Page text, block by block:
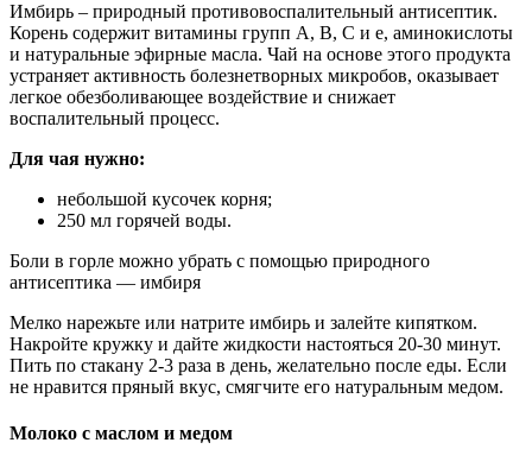
Имбирь – природный противовоспалительный антисептик.
Корень содержит витамины групп А, В, С и е, аминокислоты
и натуральные эфирные масла. Чай на основе этого продукта
устраняет активность болезнетворных микробов, оказывает
легкое обезболивающее воздействие и снижает
воспалительный процесс.
Для чая нужно:
небольшой кусочек корня;
250 мл горячей воды.
Боли в горле можно убрать с помощью природного
антисептика — имбиря
Мелко нарежьте или натрите имбирь и залейте кипятком.
Накройте кружку и дайте жидкости настояться 20-30 минут.
Пить по стакану 2-3 раза в день, желательно после еды. Если
не нравится пряный вкус, смягчите его натуральным медом.
Молоко с маслом и медом